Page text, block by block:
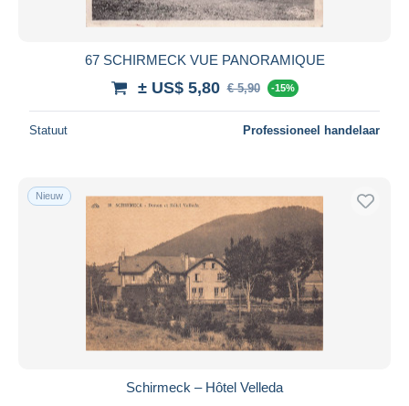
67 SCHIRMECK VUE PANORAMIQUE
± US$ 5,80 € 5,90 -15%
Statuut Professioneel handelaar
Nieuw
Schirmeck – Hôtel Velleda